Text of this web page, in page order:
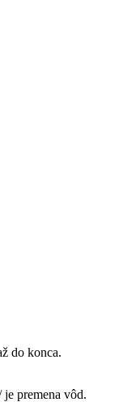
do konca.
je premena vôd.